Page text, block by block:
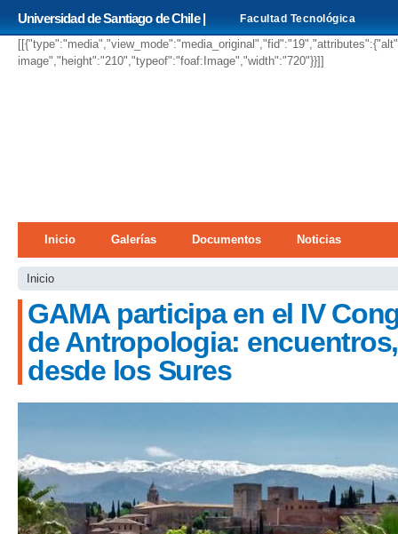
Universidad de Santiago de Chile | Facultad Tecnológica
image","height":"210","typeof":"foaf:Image","width":"720"}}]]
Menú principal
Inicio Galerías Documentos Noticias
Se encuentra usted aquí
Inicio
GAMA participa en el IV
de Antropologia:
desde los Sures